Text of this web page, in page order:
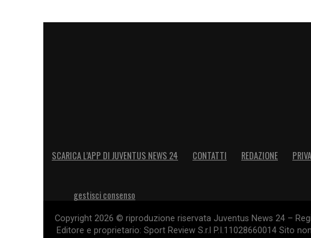
SCARICA L’APP DI JUVENTUS NEWS 24 CONTATTI REDAZIONE
gestisci consenso
Copyright 2026 © riproduzione riservata Juventus News 24 –
Editore e proprietario: Sport Review S.r.l P.I.11028660014 Sito